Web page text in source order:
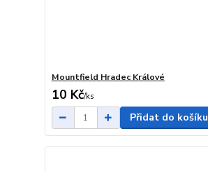
Mountfield Hradec Králové
10 Kč/ks
Přidat do košíku